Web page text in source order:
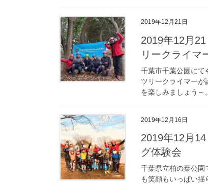
2019年12月21日
2019年12月
リークライマ
千葉市千葉公園にて
ツリークライマーが
を楽しみましょう
2019年12月16日
2019年12月
グ体験会
千葉県立柏の葉公園
も笑顔もいっぱい